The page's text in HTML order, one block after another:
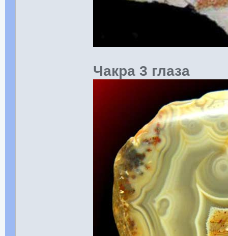
Чакра 3 глаза